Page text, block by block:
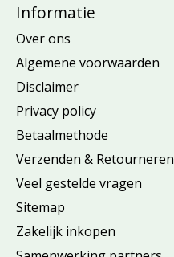
Informatie
Over ons
Algemene voorwaarden
Disclaimer
Privacy policy
Betaalmethode
Verzenden & Retourneren
Veel gestelde vragen
Sitemap
Zakelijk inkopen